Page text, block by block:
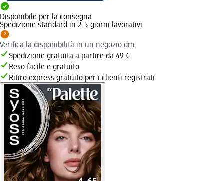
Disponibile per la consegna
Spedizione standard in 2-5 giorni lavorativi
Verifica la disponibilità in un negozio dm
Spedizione gratuita a partire da 49 €
Reso facile e gratuito
Ritiro express gratuito per i clienti registrati